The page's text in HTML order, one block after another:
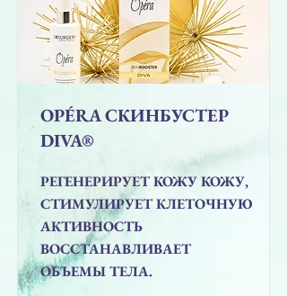
OPÉRA СКИНБУСТЕР
DIVA®
РЕГЕНЕРИРУЕТ КОЖУ КОЖУ,
СТИМУЛИРУЕТ КЛЕТОЧНУЮ
АКТИВНОСТЬ
ВОССТАНАВЛИВАЕТ
ОБЪЕМЫ ТЕЛА.